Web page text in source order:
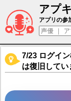
アプ
神名 雪
アプリの参
7/23 ログイ
は復旧してい